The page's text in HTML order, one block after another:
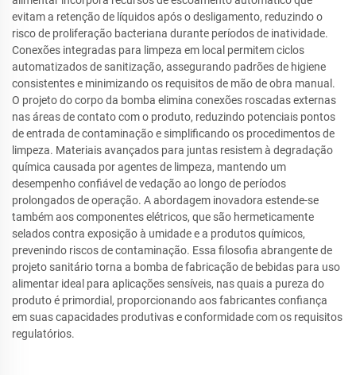
evitam a retenção de líquidos após o desligamento, reduzindo o
risco de proliferação bacteriana durante períodos de inatividade.
Conexões integradas para limpeza em local permitem ciclos
automatizados de sanitização, assegurando padrões de higiene
consistentes e minimizando os requisitos de mão de obra manual.
O projeto do corpo da bomba elimina conexões roscadas externas
nas áreas de contato com o produto, reduzindo potenciais pontos
de entrada de contaminação e simplificando os procedimentos de
limpeza. Materiais avançados para juntas resistem à degradação
química causada por agentes de limpeza, mantendo um
desempenho confiável de vedação ao longo de períodos
prolongados de operação. A abordagem inovadora estende-se
também aos componentes elétricos, que são hermeticamente
selados contra exposição à umidade e a produtos químicos,
prevenindo riscos de contaminação. Essa filosofia abrangente de
projeto sanitário torna a bomba de fabricação de bebidas para uso
alimentar ideal para aplicações sensíveis, nas quais a pureza do
produto é primordial, proporcionando aos fabricantes confiança
em suas capacidades produtivas e conformidade com os requisitos
regulatórios.